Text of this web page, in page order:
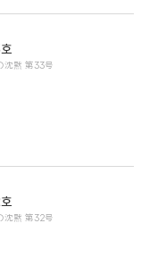
沈黙 第33号
沈黙 第32号